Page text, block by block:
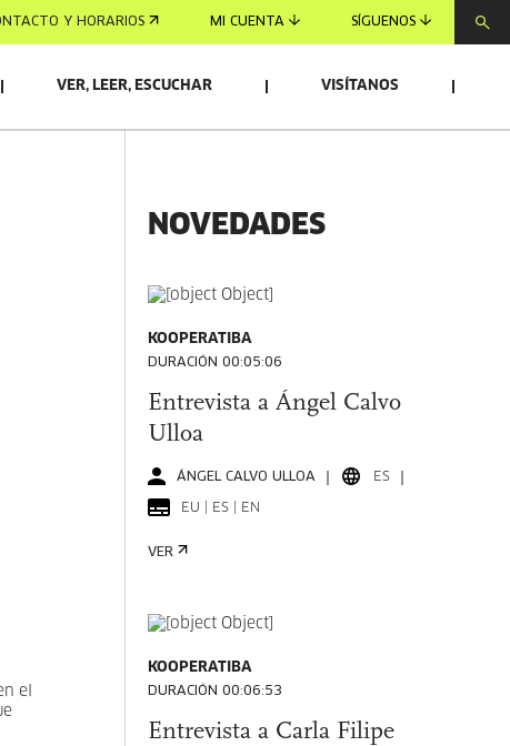
Y HORARIOS MI CUENTA SÍGUENOS
VER, LEER, ESCUCHAR VISÍTANOS
el
NOVEDADES
KOOPERATIBA
DURACIÓN 00:05:06
Entrevista a Ángel Calvo
Ulloa
ÁNGEL CALVO ULLOA ES
EU | ES | EN
VER
KOOPERATIBA
DURACIÓN 00:06:53
Entrevista a Carla Filipe